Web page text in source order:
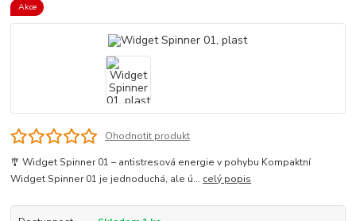
Akce
Ohodnotit produkt
🎐 Widget Spinner 01 – antistresová energie v pohybu Kompaktní
Widget Spinner 01 je jednoduchá, ale ú... celý popis